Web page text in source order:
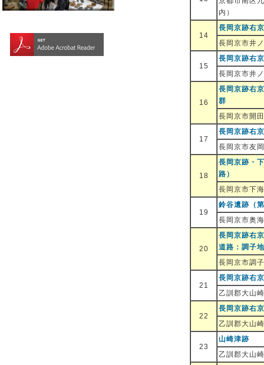
内）
14
長岡京跡右
長岡京市井
15
長岡京跡右
長岡京市井
16
長岡京跡右
群
長岡京市開
17
長岡京跡右
長岡京市友
18
長岡京跡・
路）
長岡京市下
19
鈴谷遺跡（
長岡京市奥
20
長岡京跡右
道路：調子
長岡京市調
21
長岡京跡右
乙訓郡大山
22
長岡京跡右
乙訓郡大山
23
山崎津跡
乙訓郡大山